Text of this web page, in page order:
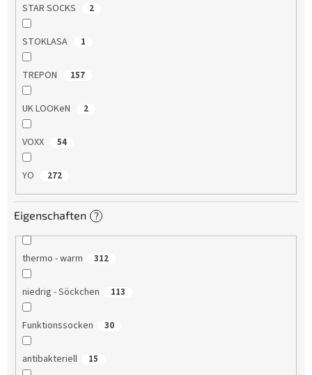
STAR SOCKS 2
STOKLASA 1
TREPON 157
UK LOOKeN 2
VOXX 54
YO 272
Eigenschaften ?
thermo - warm 312
niedrig - Söckchen 113
Funktionssocken 30
antibakteriell 15